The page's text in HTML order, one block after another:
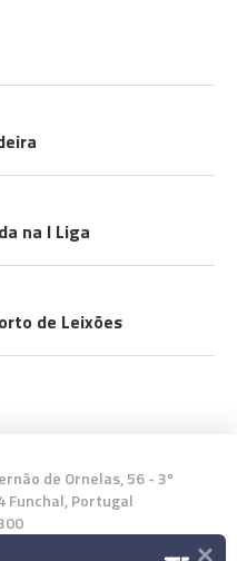
na I Liga
de Leixões
de Ornelas, 56 - 3º
Funchal, Portugal